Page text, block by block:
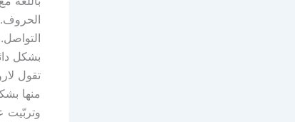
بشكل
تقول
منها
وتربّيت